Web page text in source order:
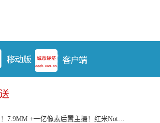
7.9MM +一亿像素后置主摄！红米Note12Pro